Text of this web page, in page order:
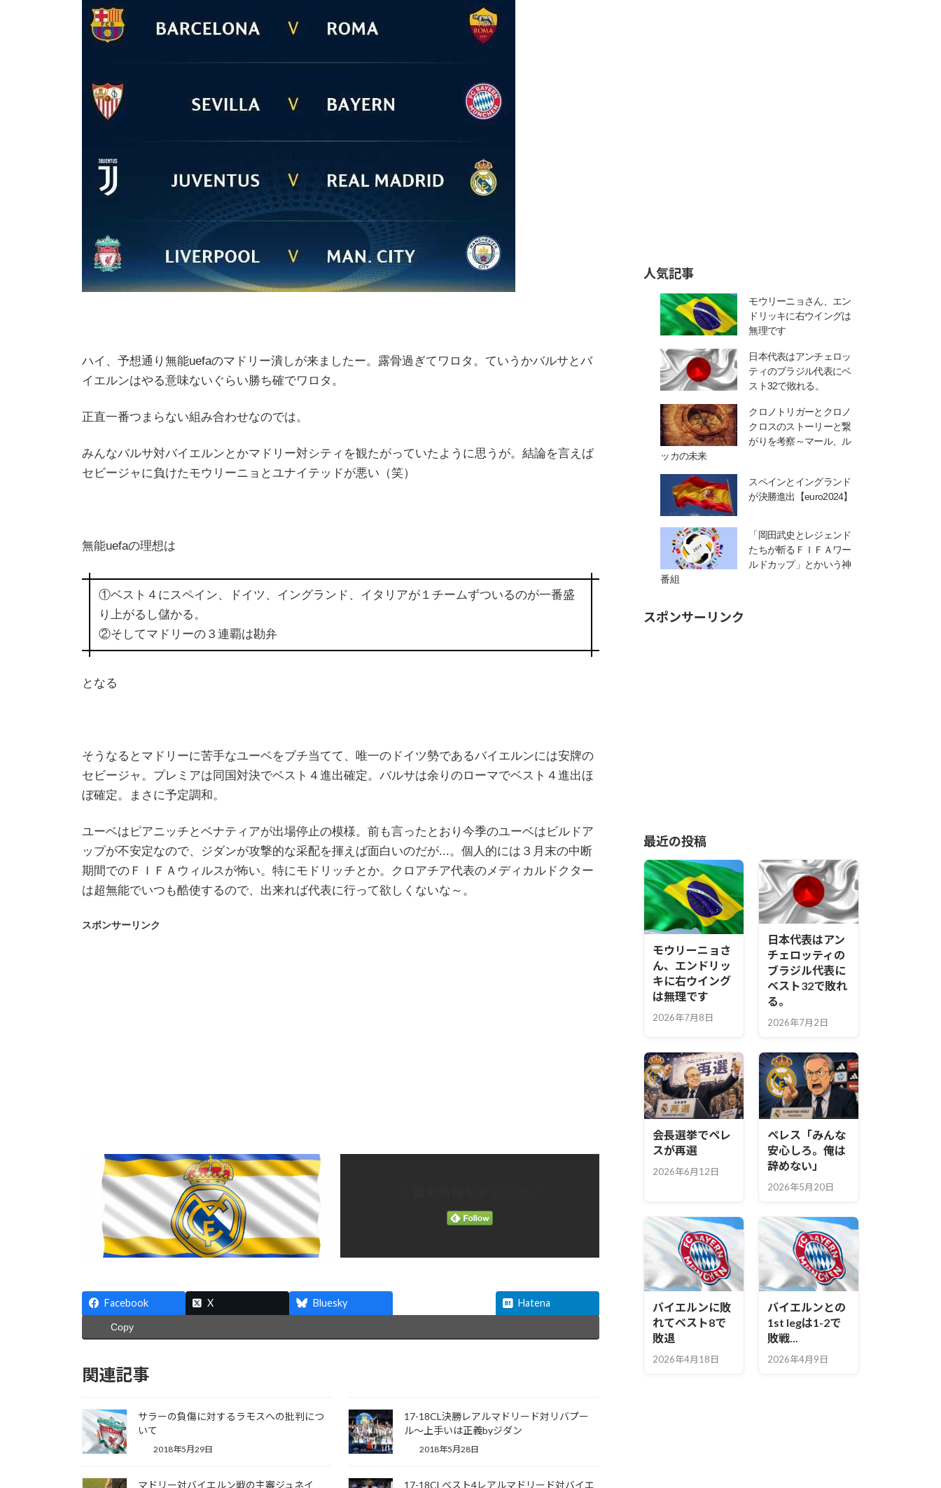
ハイ、予想通り無能uefaのマドリー潰しが来ましたー。露骨過ぎてワロタ。ていうかバルサとバ
イエルンはやる意味ないぐらい勝ち確でワロタ。
正直一番つまらない組み合わせなのでは。
みんなバルサ対バイエルンとかマドリー対シティを観たがっていたように思うが。結論を言えば
セビージャに負けたモウリーニョとユナイテッドが悪い（笑）
無能uefaの理想は
①ベスト４にスペイン、ドイツ、イングランド、イタリアが１チームずついるのが一番盛
り上がるし儲かる。
②そしてマドリーの３連覇は勘弁
となる
そうなるとマドリーに苦手なユーベをブチ当てて、唯一のドイツ勢であるバイエルンには安牌の
セビージャ。プレミアは同国対決でベスト４進出確定。バルサは余りのローマでベスト４進出ほ
ぼ確定。まさに予定調和。
ユーベはピアニッチとベナティアが出場停止の模様。前も言ったとおり今季のユーベはビルドア
ップが不安定なので、ジダンが攻撃的な采配を揮えば面白いのだが...。個人的には３月末の中断
期間でのＦＩＦＡウィルスが怖い。特にモドリッチとか。クロアチア代表のメディカルドクター
は超無能でいつも酷使するので、出来れば代表に行って欲しくないな～。
スポンサーリンク
Facebook X Bluesky Hatena
Copy
関連記事
サラーの負傷に対するラモスへの批判につ
いて
2018年5月29日
17-18CL決勝レアルマドリード対リバプー
ル～上手いは正義byジダン
2018年5月28日
マドリー対バイエルン戦の主審ジュネイ 17-18CLベスト4レアルマドリード対バイエ
人気記事
モウリーニョさん、エン
ドリッキに右ウイングは
無理です
日本代表はアンチェロッ
ティのブラジル代表にベ
スト32で敗れる。
クロノトリガーとクロノ
クロスのストーリーと繋
がりを考察～マール、ル
ッカの未来
スペインとイングランド
が決勝進出【euro2024】
「岡田武史とレジェンド
たちが斬るＦＩＦＡワー
ルドカップ」とかいう神
番組
スポンサーリンク
最近の投稿
モウリーニョさ
ん、エンドリッ
キに右ウイング
は無理です
2026年7月8日
日本代表はアン
チェロッティの
ブラジル代表に
ベスト32で敗れ
る。
2026年7月2日
会長選挙でペレ
スが再選
2026年6月12日
ペレス「みんな
安心しろ。俺は
辞めない」
2026年5月20日
バイエルンに敗
れてベスト8で
敗退
2026年4月18日
バイエルンとの
1st legは1-2で
敗戦...
2026年4月9日